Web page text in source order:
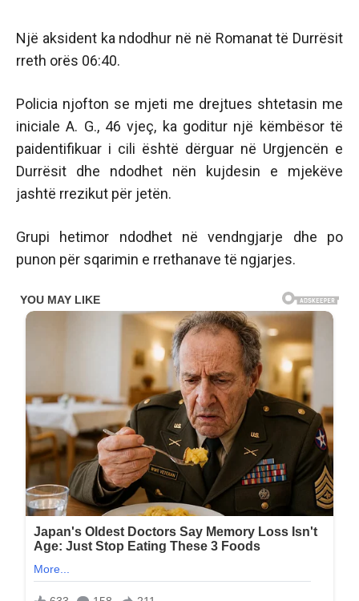
Një aksident ka ndodhur në në Romanat të Durrësit
rreth orës 06:40.
Policia njofton se mjeti me drejtues shtetasin me
iniciale A. G., 46 vjeç, ka goditur një këmbësor të
paidentifikuar i cili është dërguar në Urgjencën e
Durrësit dhe ndodhet nën kujdesin e mjekëve
jashtë rrezikut për jetën.
Grupi hetimor ndodhet në vendngjarje dhe po
punon për sqarimin e rrethanave të ngjarjes.